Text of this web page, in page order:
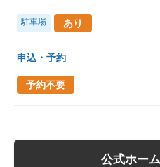
駐車場 あり
申込・予約
予約不要
公式ホー